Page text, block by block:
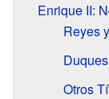
Enrique II:
Reyes
Otros